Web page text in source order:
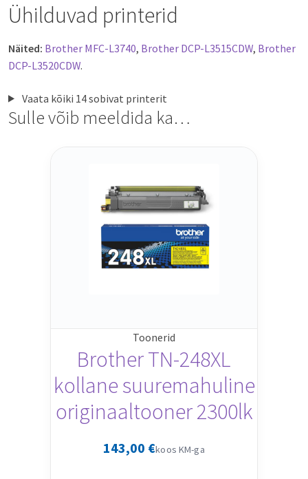
Ühilduvad printerid
Näited: Brother MFC-L3740, Brother DCP-L3515CDW, Brother
DCP-L3520CDW.
Vaata kõiki 14 sobivat printerit
Sulle võib meeldida ka…
Toonerid
Brother TN-248XL
kollane suuremahuline
originaaltooner 2300lk
143,00 €koos KM-ga